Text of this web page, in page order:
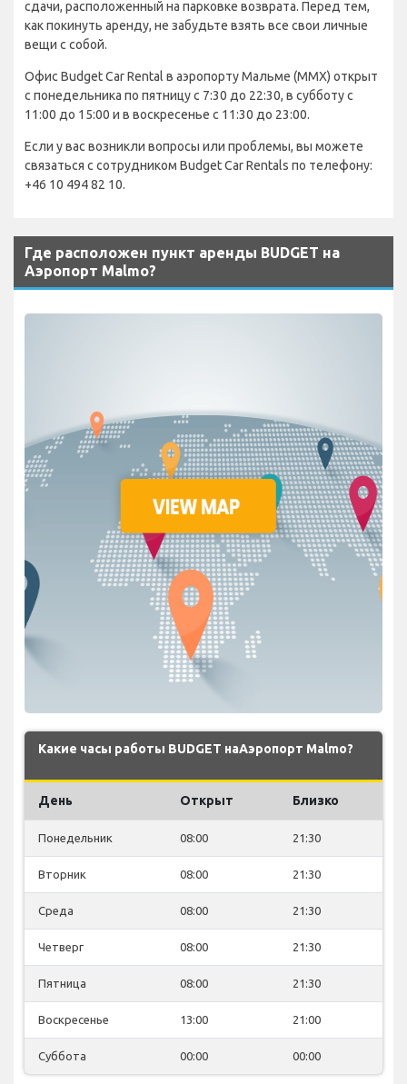
сдачи, расположенный на парковке возврата. Перед тем,
как покинуть аренду, не забудьте взять все свои личные
вещи с собой.
Офис Budget Car Rental в аэропорту Мальме (MMX) открыт
с понедельника по пятницу с 7:30 до 22:30, в субботу с
11:00 до 15:00 и в воскресенье с 11:30 до 23:00.
Если у вас возникли вопросы или проблемы, вы можете
связаться с сотрудником Budget Car Rentals по телефону:
+46 10 494 82 10.
Где расположен пункт аренды BUDGET на
Аэропорт Malmo?
Какие часы работы BUDGET наАэропорт Malmo?
День Открыт Близко
Понедельник 08:00 21:30
Вторник 08:00 21:30
Среда 08:00 21:30
Четверг 08:00 21:30
Пятница 08:00 21:30
Воскресенье 13:00 21:00
Суббота 00:00 00:00